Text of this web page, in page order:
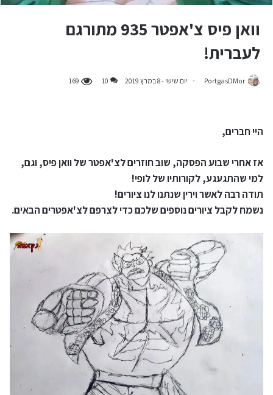
וואן פיס צ'אפטר 935 מתורגם
לעברית!
PortgasDMor יום שישי - 8 במרץ 2019 10
169
היי חברים,
אז אחרי שבוע הפסקה, שוב חוזרים לצ'אפטר של וואן פיס, וגם,
למי שהתגעגע, לקורותיו של לופי!
תודה רבה לאשר וירין שנתנו לנו ציורים!
נשמח לקבל ציורים נוספים שלכם כדי לצרפם לצ'אפטרים הבאים.